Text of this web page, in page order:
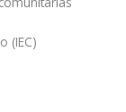
(IEC)